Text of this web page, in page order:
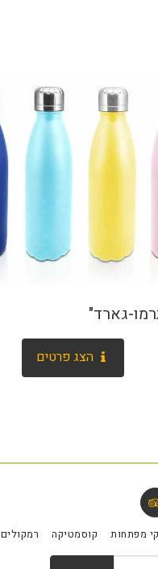
גארד"
הצג פרטים
מפתחות קוסמטיקה רמקולים